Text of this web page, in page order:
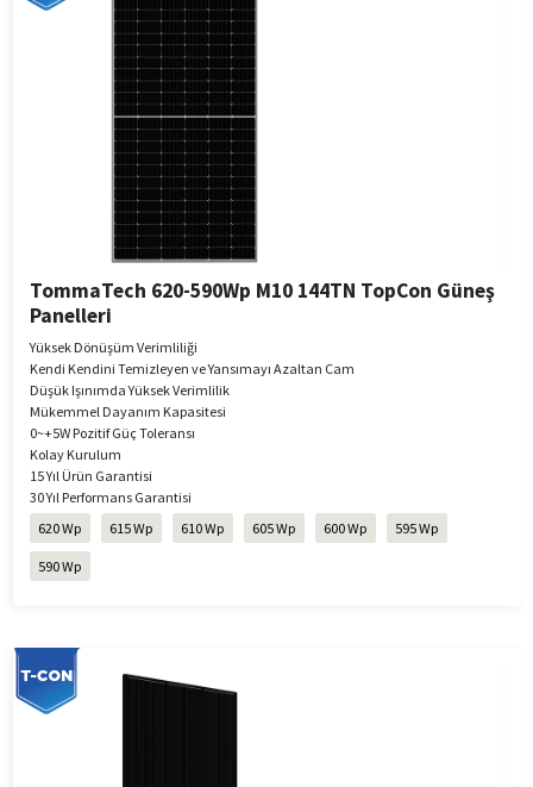
TommaTech 620-590Wp M10 144TN TopCon Güneş
Panelleri
Yüksek Dönüşüm Verimliliği
Kendi Kendini Temizleyen ve Yansımayı Azaltan Cam
Düşük Işınımda Yüksek Verimlilik
Mükemmel Dayanım Kapasitesi
0~+5W Pozitif Güç Toleransı
Kolay Kurulum
15 Yıl Ürün Garantisi
30 Yıl Performans Garantisi
620 Wp
615 Wp 610 Wp 605 Wp 600 Wp 595 Wp
590 Wp